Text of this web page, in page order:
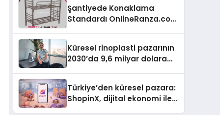
Şantiyede Konaklama
Standardı OnlineRanza.com
Küresel rinoplasti pazarının
2030’da 9,6 milyar dolara
Türkiye’den küresel pazara:
ShopinX, dijital ekonomi ile